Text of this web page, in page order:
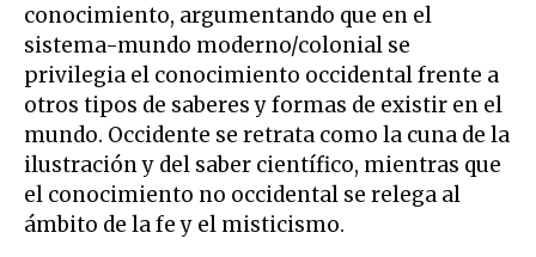
conocimiento, argumentando que en el
sistema-mundo moderno/colonial se
privilegia el conocimiento occidental frente a
otros tipos de saberes y formas de existir en el
mundo. Occidente se retrata como la cuna de la
ilustración y del saber científico, mientras que
el conocimiento no occidental se relega al
ámbito de la fe y el misticismo.